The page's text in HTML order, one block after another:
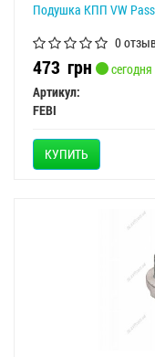
Подушка КПП VW
0
473 грн
сегодня
Артикул:
FEBI
КУПИТЬ